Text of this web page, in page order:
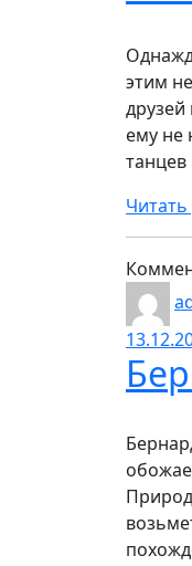
этим
ему не
танцев
Читать